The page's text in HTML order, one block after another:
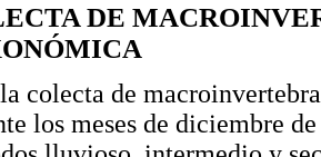
DE
colecta de
los meses de diciembre